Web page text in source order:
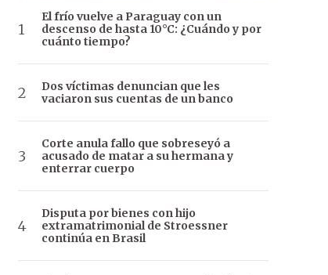
El frío vuelve a Paraguay con un
descenso de hasta 10°C: ¿Cuándo y por
cuánto tiempo?
Dos víctimas denuncian que les
vaciaron sus cuentas de un banco
Corte anula fallo que sobreseyó a
acusado de matar a su hermana y
enterrar cuerpo
Disputa por bienes con hijo
extramatrimonial de Stroessner
continúa en Brasil